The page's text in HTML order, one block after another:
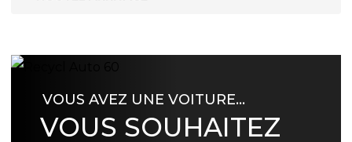
VOUS AVEZ UNE VOITURE…
VOUS SOUHAITEZ